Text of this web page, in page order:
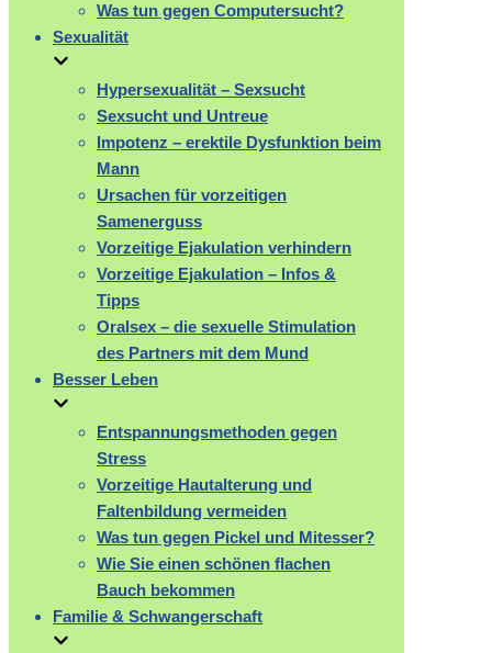
Was tun gegen Computersucht?
Sexualität
Hypersexualität – Sexsucht
Sexsucht und Untreue
Impotenz – erektile Dysfunktion beim
Mann
Ursachen für vorzeitigen
Samenerguss
Vorzeitige Ejakulation verhindern
Vorzeitige Ejakulation – Infos &
Tipps
Oralsex – die sexuelle Stimulation
des Partners mit dem Mund
Besser Leben
Entspannungsmethoden gegen
Stress
Vorzeitige Hautalterung und
Faltenbildung vermeiden
Was tun gegen Pickel und Mitesser?
Wie Sie einen schönen flachen
Bauch bekommen
Familie & Schwangerschaft